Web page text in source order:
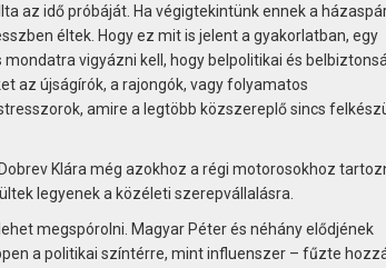
az idő próbáját. Ha végigtekintünk ennek a
éltek. Hogy ez mit is jelent a gyakorlatban, egy
vigyázni kell, hogy belpolitikai és
az újságírók, a rajongók, vagy folyamatos
amire a legtöbb közszereplő sincs
Klára még azokhoz a régi motorosokhoz
legyenek a közéleti szerepvállalásra.
megspórolni. Magyar Péter és néhány elődjének
a politikai színtérre, mint influenszer – fűzte